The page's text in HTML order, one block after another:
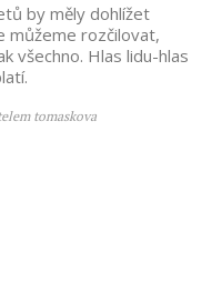
by měly dohlížet
můžeme rozčilovat,
všechno. Hlas lidu-hlas
tomaskova